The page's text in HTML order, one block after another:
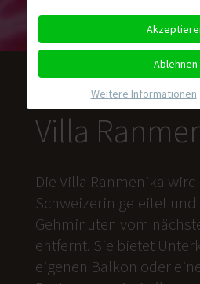
Villa
Die Villa Ranmenika
Schweizerin geleitet
Gehminuten vom
entfernt. Sie bietet
eigenen Balkon oder
Ablehnen
Weitere Informationen